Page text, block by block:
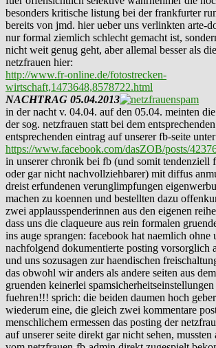
besonders kritische listung bei der frankfurter
bereits von jmd. hier ueber uns verlinkten arte-
nur formal ziemlich schlecht gemacht ist,
nicht weit genug geht, aber allemal besser als
netzfrauen hier:
http://www.fr-online.de/fotostrecken-
wirtschaft,1473648,8578722.html
NACHTRAG 05.04.2013
in der nacht v. 04.04. auf den 05.04. meinten
der sog. netzfrauen statt bei dem
entsprechenden eintrag auf unserer fb-seite unter
https://www.facebook.com/dasZOB/posts/
in unserer chronik bei fb (und somit tendenziell
oder gar nicht nachvollziehbarer) mit diffus
dreist erfundenen verunglimpfungen
machen zu koennen und bestellten dazu
zwei applausspenderinnen aus den eigenen
dass uns die claqueure aus rein formalen
ins auge sprangen: facebook hat naemlich ohne
nachfolgend dokumentierte posting vorsorglich
und uns sozusagen zur haendischen
das obwohl wir anders als andere seiten aus
gruenden keinerlei
fuehren!!! sprich: die beiden daumen hoch
wiederum eine, die gleich zwei kommentare
menschlichem ermessen das posting der
auf unserer seite direkt gar nicht sehen,